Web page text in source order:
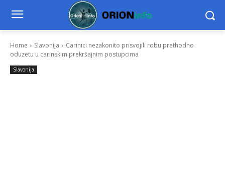
Home Slavonija
Carinici nezakonito prisvojili robu prethodno
oduzetu u carinskim prekršajnim postupcima
Slavonija